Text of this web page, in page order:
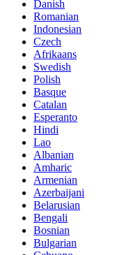
Danish
Romanian
Indonesian
Czech
Afrikaans
Swedish
Polish
Basque
Catalan
Esperanto
Hindi
Lao
Albanian
Amharic
Armenian
Azerbaijani
Belarusian
Bengali
Bosnian
Bulgarian